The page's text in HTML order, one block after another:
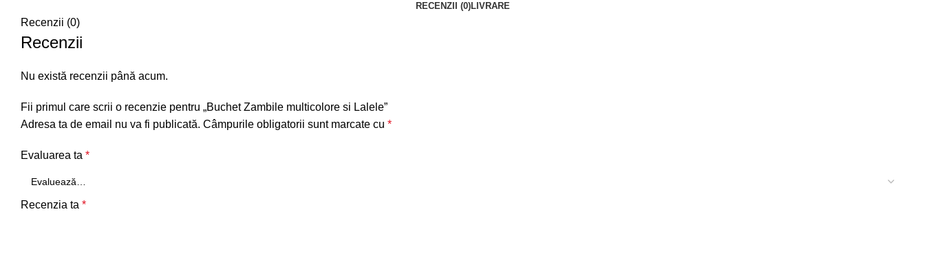
RECENZII (0)LIVRARE
Recenzii (0)
Recenzii
Nu există recenzii până acum.
Fii primul care scrii o recenzie pentru „Buchet Zambile multicolore si Lalele”
Adresa ta de email nu va fi publicată. Câmpurile obligatorii sunt marcate cu *
Evaluarea ta *
Recenzia ta *